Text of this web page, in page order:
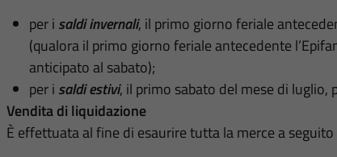
per i saldi invernali, il primo giorno feriale
(qualora il primo giorno feriale antecedente
anticipato al sabato);
per i saldi estivi, il primo sabato del mese di luglio,
Vendita di liquidazione
È effettuata al fine di esaurire tutta la merce a seguito